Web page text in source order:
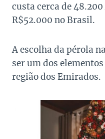
custa cerca de
R$52.000 no Brasil.
A escolha da pérola
ser um dos
região dos Emirados.